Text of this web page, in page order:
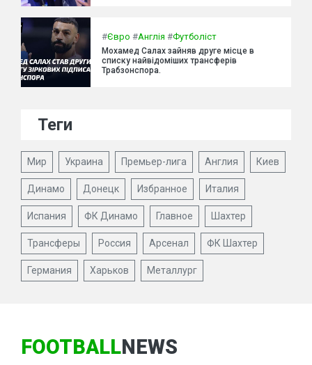
#Євро #Англія #Футболіст
Мохамед Салах зайняв друге місце в
списку найвідоміших трансферів
Трабзонспора.
Теги
Мир Украина Премьер-лига Англия Киев
Динамо Донецк Избранное Италия
Испания ФК Динамо Главное Шахтер
Трансферы Россия Арсенал ФК Шахтер
Германия Харьков Металлург
FOOTBALLNEWS